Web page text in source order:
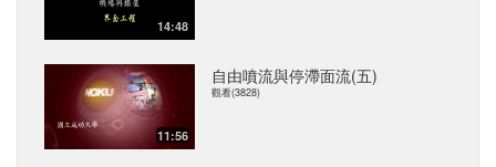
14:48
11:56
自由噴流與停滯面流(五)
觀看(3828)